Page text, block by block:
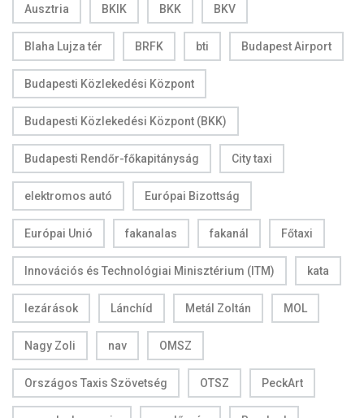
Ausztria BKIK BKK BKV
Blaha Lujza tér BRFK bti Budapest Airport
Budapesti Közlekedési Központ
Budapesti Közlekedési Központ (BKK)
Budapesti Rendőr-főkapitányság City taxi
elektromos autó Európai Bizottság
Európai Unió fakanalas fakanál Főtaxi
Innovációs és Technológiai Minisztérium (ITM) kata
lezárások Lánchíd Metál Zoltán MOL
Nagy Zoli nav OMSZ
Országos Taxis Szövetség OTSZ PeckArt